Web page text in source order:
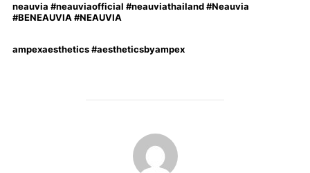
neauvia #neauviaofficial #neauviathailand #Neauvia
#BENEAUVIA #NEAUVIA
ampexaesthetics #aestheticsbyampex
POST AUTHOR